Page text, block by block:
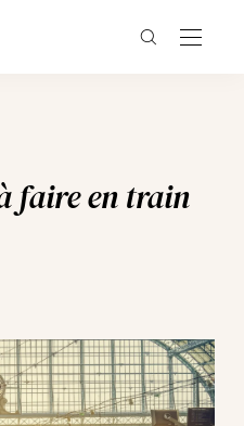
faire en train